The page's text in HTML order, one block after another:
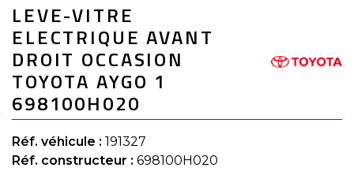
to
the
beginning
of
the
images
LEVE-VITRE
ELECTRIQUE AVANT
DROIT OCCASION
TOYOTA AYGO 1
698100H020
Réf. véhicule : 191327
Réf. constructeur : 698100H020